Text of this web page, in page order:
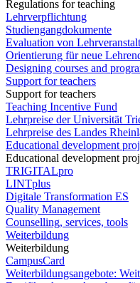
Regulations for teaching
Lehrverpflichtung
Studiengangdokumente
Evaluation von
Orientierung für neue
Designing courses and
Support for teachers
Support for teachers
Teaching Incentive Fund
Lehrpreise der Universität
Lehrpreise des Landes
Educational development
Educational development
TRIGITALpro
LINTplus
Digitale Transformation ES
Quality Management
Counselling, services, tools
Weiterbildung
Weiterbildung
CampusCard
Weiterbildungsangebote: